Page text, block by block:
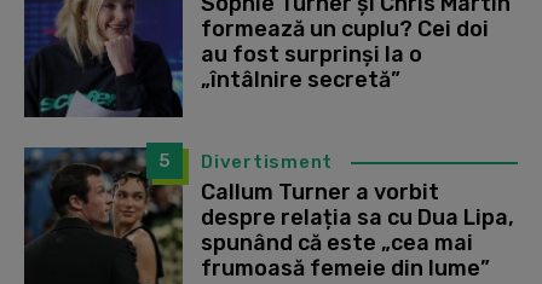
formează un cuplu? Cei doi
au fost surprinși la o
„întâlnire secretă”
5 Divertisment
Callum Turner a vorbit
despre relația sa cu Dua Lipa,
spunând că este „cea mai
frumoasă femeie din lume”